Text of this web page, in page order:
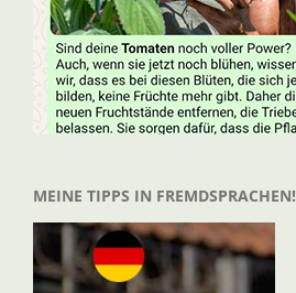
MEINE TIPPS IN FREMDSPRACHEN!